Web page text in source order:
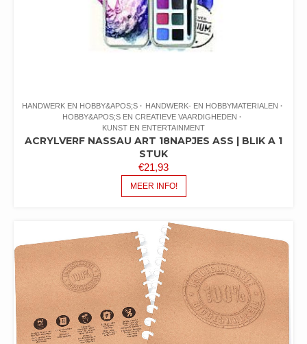
HANDWERK EN HOBBY&APOS;S
HANDWERK- EN HOBBYMATERIALEN
HOBBY&APOS;S EN CREATIEVE VAARDIGHEDEN
KUNST EN ENTERTAINMENT
ACRYLVERF NASSAU ART 18NAPJES ASS | BLIK A 1
STUK
€21,93
MEER INFO!